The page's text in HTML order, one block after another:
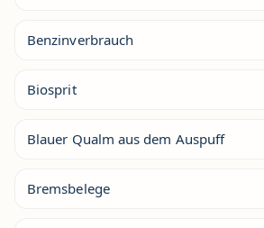
Benzinverbrauch
Biosprit
Blauer Qualm aus dem Auspuff
Bremsbelege